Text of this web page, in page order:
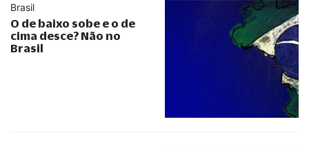
Brasil
O de baixo sobe e o de
cima desce? Não no
Brasil